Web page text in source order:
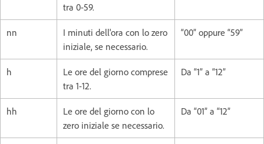
tra 0-59.
nn
I minuti dell'ora con lo zero
iniziale, se necessario.
“00” oppure “59”
h
Le ore del giorno comprese
tra 1-12.
Da “1” a “12”
hh
Le ore del giorno con lo
zero iniziale se necessario.
Da “01” a “12”